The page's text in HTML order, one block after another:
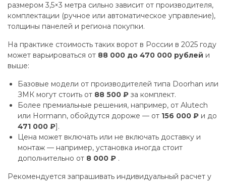
размером 3,5×3 метра сильно зависит от производителя,
комплектации (ручное или автоматическое управление),
толщины панелей и региона покупки.
На практике стоимость таких ворот в России в 2025 году
может варьироваться от 88 000 до 470 000 рублей и
выше:
Базовые модели от производителей типа Doorhan или
ЗМК могут стоить от 88 500 ₽ за комплект.
Более премиальные решения, например, от Alutech
или Hormann, обойдутся дороже — от 156 000 ₽ и до
471 000 ₽].
Цена может включать или не включать доставку и
монтаж — например, установка иногда стоит
дополнительно от 8 000 ₽ .
Рекомендуется запрашивать индивидуальный расчет у